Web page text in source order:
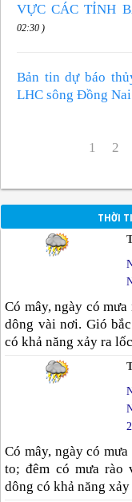
VỰC CÁC TỈNH
02:30 )
Bản tin dự báo
LHC sông Đồng
1 2
THỜI
Có mây, ngày có
dông vài nơi. Gió
có khả năng xảy ra
Có mây, ngày có
to; đêm có mưa rào
dông có khả năng